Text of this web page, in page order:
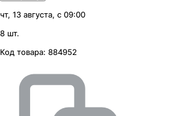
чт, 13 августа, с 09:00
8 шт.
Код товара: 884952